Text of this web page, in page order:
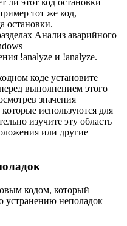
тот же код,
остановки.
Анализ аварийного
!analyze и !analyze.
коде установите
выполнением этого
значения
используются для
изучите эту область
или другие
кодом, который
устранению неполадок